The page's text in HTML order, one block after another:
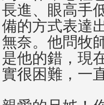
長進、眼高手
備的方式表達
無奈。他問牧
是他的錯，現
實很困難，一